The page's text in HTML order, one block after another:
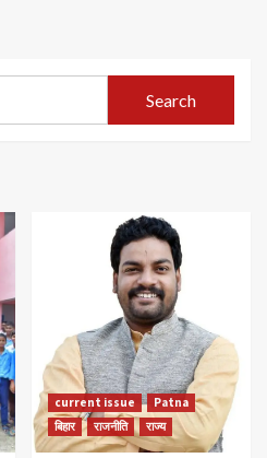
current issue
Patna
बिहार
राजनीति राज्य